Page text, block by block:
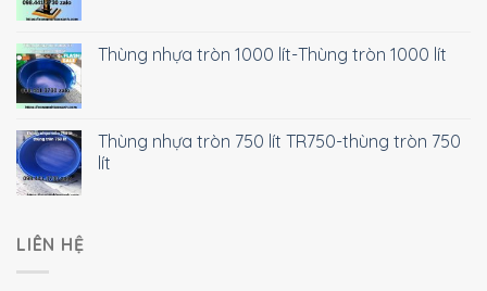
Thùng nhựa tròn 1000 lít-Thùng tròn 1000 lít
Thùng nhựa tròn 750 lít TR750-thùng tròn 750
lít
LIÊN HỆ